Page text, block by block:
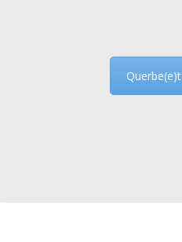
Querbe(e)t